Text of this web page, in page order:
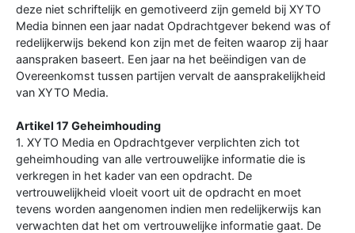
deze niet schriftelijk en gemotiveerd zijn gemeld bij XYTO
Media binnen een jaar nadat Opdrachtgever bekend was of
redelijkerwijs bekend kon zijn met de feiten waarop zij haar
aanspraken baseert. Een jaar na het beëindigen van de
Overeenkomst tussen partijen vervalt de aansprakelijkheid
van XYTO Media.
Artikel 17 Geheimhouding
1. XYTO Media en Opdrachtgever verplichten zich tot
geheimhouding van alle vertrouwelijke informatie die is
verkregen in het kader van een opdracht. De
vertrouwelijkheid vloeit voort uit de opdracht en moet
tevens worden aangenomen indien men redelijkerwijs kan
verwachten dat het om vertrouwelijke informatie gaat. De